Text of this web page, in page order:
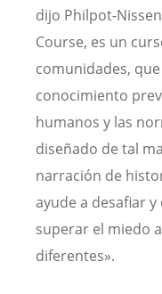
dijo Philpot-
Course, es un
comunidades,
conocimiento
humanos y las
diseñado de tal
narración de
ayude a desafiar
superar el miedo
diferentes».